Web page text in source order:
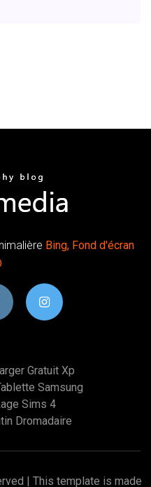
Bing, Fond d'écran
Gratuit Xp
Samsung
Sims 4
Dromadaire
| This template is made